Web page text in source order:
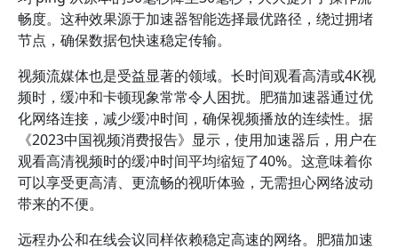
畅度。这种效果源于加速器智能选择最优路径，绕过拥堵
节点，确保数据包快速稳定传输。
视频流媒体也是受益显著的领域。长时间观看高清或4K视
频时，缓冲和卡顿现象常常令人困扰。肥猫加速器通过优
化网络连接，减少缓冲时间，确保视频播放的连续性。据
《2023中国视频消费报告》显示，使用加速器后，用户在
观看高清视频时的缓冲时间平均缩短了40%。这意味着你
可以享受更高清、更流畅的视听体验，无需担心网络波动
带来的不便。
远程办公和在线会议同样依赖稳定高速的网络。肥猫加速